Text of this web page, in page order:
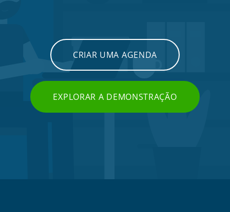
CRIAR UMA AGENDA
EXPLORAR A DEMONSTRAÇÃO